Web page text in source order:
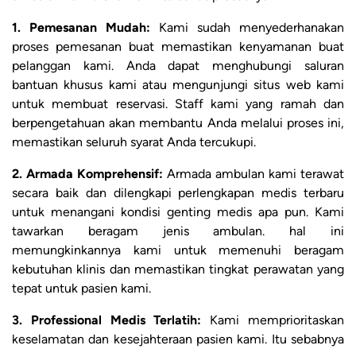
1. Pemesanan Mudah: Kami sudah menyederhanakan
proses pemesanan buat memastikan kenyamanan buat
pelanggan kami. Anda dapat menghubungi saluran
bantuan khusus kami atau mengunjungi situs web kami
untuk membuat reservasi. Staff kami yang ramah dan
berpengetahuan akan membantu Anda melalui proses ini,
memastikan seluruh syarat Anda tercukupi.
2. Armada Komprehensif: Armada ambulan kami terawat
secara baik dan dilengkapi perlengkapan medis terbaru
untuk menangani kondisi genting medis apa pun. Kami
tawarkan beragam jenis ambulan. hal ini
memungkinkannya kami untuk memenuhi beragam
kebutuhan klinis dan memastikan tingkat perawatan yang
tepat untuk pasien kami.
3. Professional Medis Terlatih: Kami memprioritaskan
keselamatan dan kesejahteraan pasien kami. Itu sebabnya